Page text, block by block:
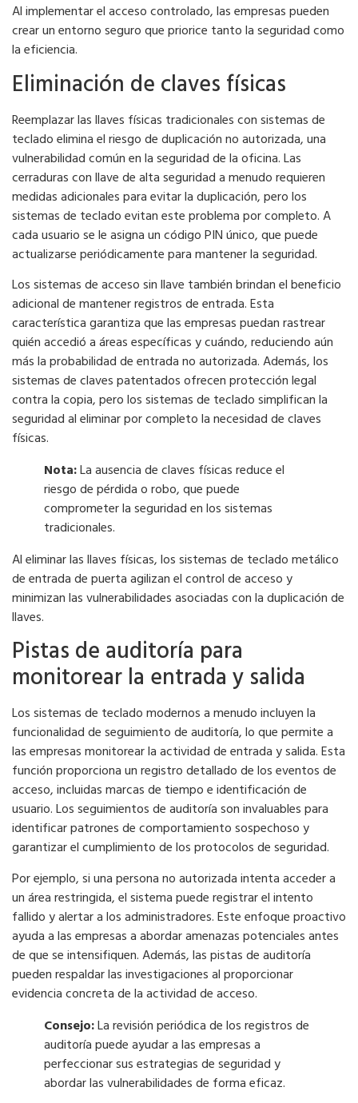
Al implementar el acceso controlado, las empresas pueden
crear un entorno seguro que priorice tanto la seguridad como
la eficiencia.
Eliminación de claves físicas
Reemplazar las llaves físicas tradicionales con sistemas de
teclado elimina el riesgo de duplicación no autorizada, una
vulnerabilidad común en la seguridad de la oficina. Las
cerraduras con llave de alta seguridad a menudo requieren
medidas adicionales para evitar la duplicación, pero los
sistemas de teclado evitan este problema por completo. A
cada usuario se le asigna un código PIN único, que puede
actualizarse periódicamente para mantener la seguridad.
Los sistemas de acceso sin llave también brindan el beneficio
adicional de mantener registros de entrada. Esta
característica garantiza que las empresas puedan rastrear
quién accedió a áreas específicas y cuándo, reduciendo aún
más la probabilidad de entrada no autorizada. Además, los
sistemas de claves patentados ofrecen protección legal
contra la copia, pero los sistemas de teclado simplifican la
seguridad al eliminar por completo la necesidad de claves
físicas.
Nota:La ausencia de claves físicas reduce el
riesgo de pérdida o robo, que puede
comprometer la seguridad en los sistemas
tradicionales.
Al eliminar las llaves físicas, los sistemas de teclado metálico
de entrada de puerta agilizan el control de acceso y
minimizan las vulnerabilidades asociadas con la duplicación de
llaves.
Pistas de auditoría para
monitorear la entrada y salida
Los sistemas de teclado modernos a menudo incluyen la
funcionalidad de seguimiento de auditoría, lo que permite a
las empresas monitorear la actividad de entrada y salida. Esta
función proporciona un registro detallado de los eventos de
acceso, incluidas marcas de tiempo e identificación de
usuario. Los seguimientos de auditoría son invaluables para
identificar patrones de comportamiento sospechoso y
garantizar el cumplimiento de los protocolos de seguridad.
Por ejemplo, si una persona no autorizada intenta acceder a
un área restringida, el sistema puede registrar el intento
fallido y alertar a los administradores. Este enfoque proactivo
ayuda a las empresas a abordar amenazas potenciales antes
de que se intensifiquen. Además, las pistas de auditoría
pueden respaldar las investigaciones al proporcionar
evidencia concreta de la actividad de acceso.
Consejo:La revisión periódica de los registros de
auditoría puede ayudar a las empresas a
perfeccionar sus estrategias de seguridad y
abordar las vulnerabilidades de forma eficaz.